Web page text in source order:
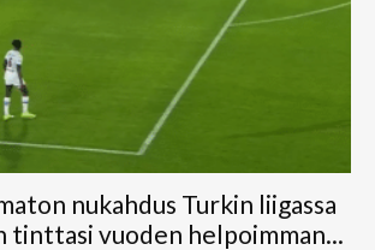
nukahdus Turkin liigassa
tinttasi vuoden helpoimman...